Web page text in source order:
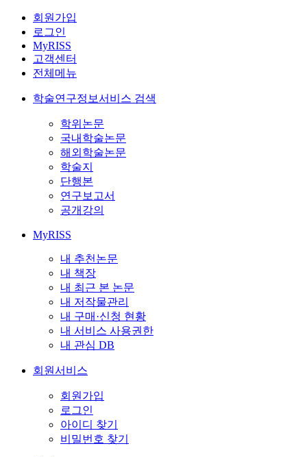
회원가입
로그인
MyRISS
고객센터
전체메뉴
학술연구정보서비스 검색
학위논문
국내학술논문
해외학술논문
학술지
단행본
연구보고서
공개강의
MyRISS
내 추천논문
내 책장
내 최근 본 논문
내 저작물관리
내 구매·신청 현황
내 서비스 사용권한
내 관심 DB
회원서비스
회원가입
로그인
아이디 찾기
비밀번호 찾기